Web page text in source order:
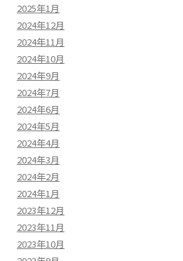
2025年1月
2024年12月
2024年11月
2024年10月
2024年9月
2024年7月
2024年6月
2024年5月
2024年4月
2024年3月
2024年2月
2024年1月
2023年12月
2023年11月
2023年10月